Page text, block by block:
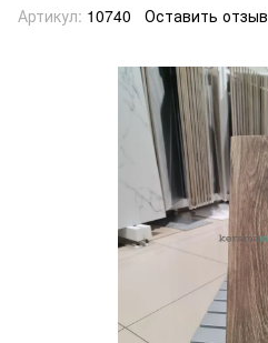
Артикул: 10740 Оставить отзыв